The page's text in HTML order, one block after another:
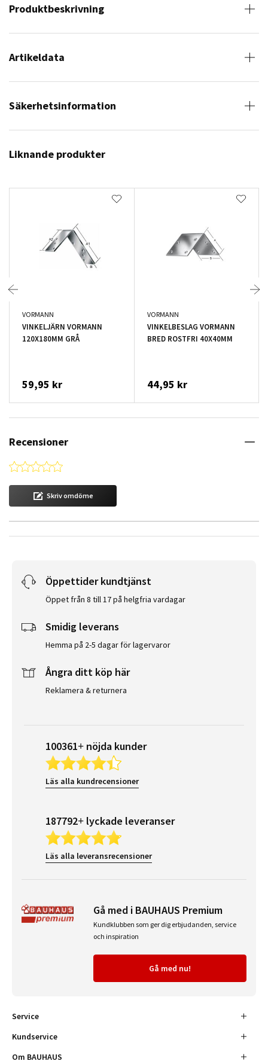
Produktbeskrivning
Artikeldata
Säkerhetsinformation
Liknande produkter
VORMANN
VINKELJÄRN VORMANN
120X180MM GRÅ
59,95 kr
VORMANN
VINKELBESLAG VORMANN
BRED ROSTFRI 40X40MM
44,95 kr
Recensioner
0.0 star rating
Skriv omdöme
Öppettider kundtjänst
Öppet från 8 till 17 på helgfria vardagar
Smidig leverans
Hemma på 2-5 dagar för lagervaror
Ångra ditt köp här
Reklamera & returnera
100361+ nöjda kunder
Läs alla kundrecensioner
187792+ lyckade leveranser
Läs alla leveransrecensioner
Gå med i BAUHAUS Premium
Kundklubben som ger dig erbjudanden, service
och inspiration
Gå med nu!
Service
Kundservice
Om BAUHAUS